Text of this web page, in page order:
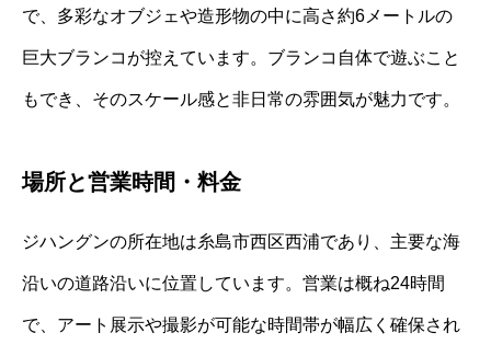
で、多彩なオブジェや造形物の中に高さ約6メートルの
巨大ブランコが控えています。ブランコ自体で遊ぶこと
もでき、そのスケール感と非日常の雰囲気が魅力です。
場所と営業時間・料金
ジハングンの所在地は糸島市西区西浦であり、主要な海
沿いの道路沿いに位置しています。営業は概ね24時間
で、アート展示や撮影が可能な時間帯が幅広く確保され